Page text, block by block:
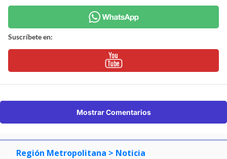
Suscríbete en:
Mostrar Comentarios
Región Metropolitana > Noticia